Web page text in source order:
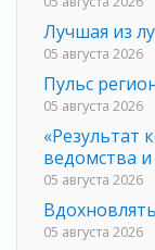
Лучшая из
05 августа 2026
Пульс
05 августа 2026
«Результат
ведомства
05 августа 2026
05 августа 2026